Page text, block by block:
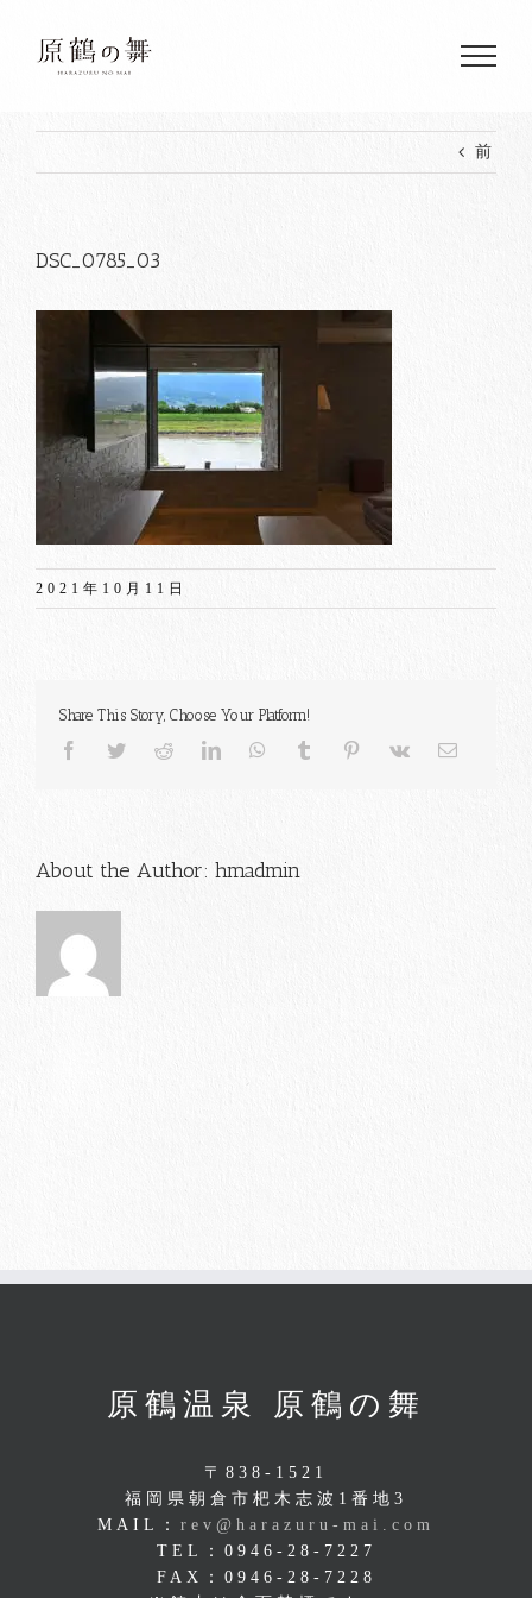
content
前
DSC_0785_03
2021年10月11日
Share This Story, Choose Your Platform!
Facebook
TwitterRedditLinkedInWhatsApp
TumblrPinterest
Vk
About the Author: hmadmin
原鶴温泉 原鶴の舞
〒838-1521
福岡県朝倉市杷木志波1番地3
MAIL： rev@harazuru-mai.com
TEL：0946-28-7227
FAX：0946-28-7228